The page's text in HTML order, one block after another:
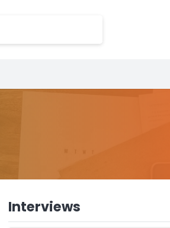
Interviews